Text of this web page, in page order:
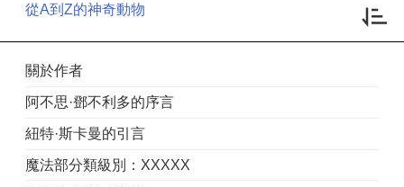
從A到Z的神奇動物
關於作者
阿不思·鄧不利多的序言
紐特·斯卡曼的引言
魔法部分類級別：XXXXX